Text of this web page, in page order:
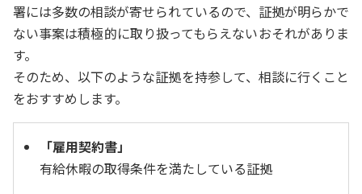
署には多数の相談が寄せられているので、証拠が明らかで
ない事案は積極的に取り扱ってもらえないおそれがありま
す。
そのため、以下のような証拠を持参して、相談に行くこと
をおすすめします。
「雇用契約書」
有給休暇の取得条件を満たしている証拠